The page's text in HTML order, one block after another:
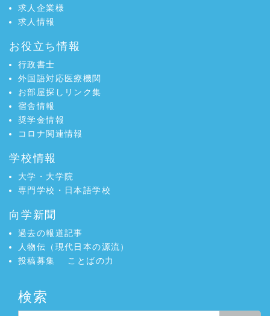
求人企業様
求人情報
お役立ち情報
行政書士
外国語対応医療機関
お部屋探しリンク集
宿舎情報
奨学金情報
コロナ関連情報
学校情報
大学・大学院
専門学校・日本語学校
向学新聞
過去の報道記事
人物伝（現代日本の源流）
投稿募集
ことばの力
検索